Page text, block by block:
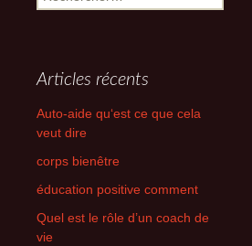
Articles récents
Auto-aide qu‘est ce que cela
veut dire
corps bienêtre
éducation positive comment
Quel est le rôle d’un coach de
vie